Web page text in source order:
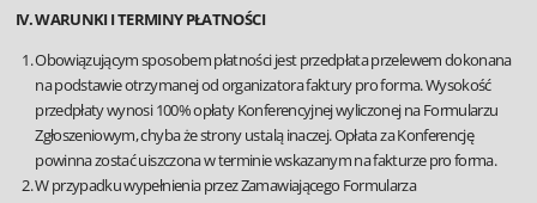
IV. WARUNKI I TERMINY PŁATNOŚCI
Obowiązującym sposobem płatności jest przedpłata przelewem dokonana
na podstawie otrzymanej od organizatora faktury pro forma. Wysokość
przedpłaty wynosi 100% opłaty Konferencyjnej wyliczonej na Formularzu
Zgłoszeniowym, chyba że strony ustalą inaczej. Opłata za Konferencję
powinna zostać uiszczona w terminie wskazanym na fakturze pro forma.
W przypadku wypełnienia przez Zamawiającego Formularza